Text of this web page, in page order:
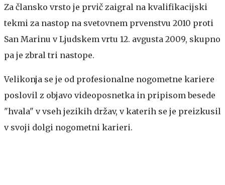
Za člansko vrsto je prvič zaigral na kvalifikacijski
tekmi za nastop na svetovnem prvenstvu 2010 proti
San Marinu v Ljudskem vrtu 12. avgusta 2009, skupno
pa je zbral tri nastope.
Velikonja se je od profesionalne nogometne kariere
poslovil z objavo videoposnetka in pripisom besede
"hvala" v vseh jezikih držav, v katerih se je preizkusil
v svoji dolgi nogometni karieri.